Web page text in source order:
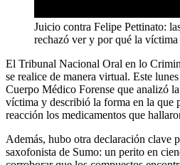
Juicio contra Felipe Pettinato:
rechazó ver y por qué la
El Tribunal Nacional Oral en lo
se realice de manera virtual. Este
Cuerpo Médico Forense que analizó
víctima y describió la forma en la que
reacción los medicamentos que
Además, hubo otra declaración clave
saxofonista de Sumo: un perito en